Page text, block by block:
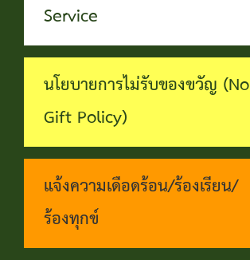
ระบบงาน
บริการ
ประชาชน
(E-
Service)
ผ่าน
เว็บไซต์
บุคคล
ทุจริต
Service
นโยบายการไม่รับของขวัญ (No
Gift Policy)
แจ้งความเดือดร้อน/ร้องเรียน/
ร้องทุกข์